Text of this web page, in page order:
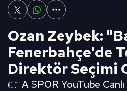
Ozan Zeybek:
Fenerbahçe'de
Direktör Seçimi
👉 A SPOR YouTube Canlı